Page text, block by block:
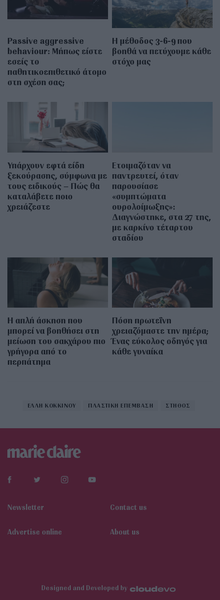
Passive aggressive
behaviour: Μήπως είστε
εσείς το
παθητικοεπιθετικό άτομο
στη σχέση σας;
Η μέθοδος 3-6-9 που
βοηθά να πετύχουμε κάθε
στόχο μας
Υπάρχουν εφτά είδη
ξεκούρασης, σύμφωνα με
τους ειδικούς – Πώς θα
καταλάβετε ποιο
χρειάζεστε
Ετοιμαζόταν να
παντρευτεί, όταν
παρουσίασε
«συμπτώματα
ουρολοίμωξης»:
Διαγνώστηκε, στα 27 της,
με καρκίνο τέταρτου
σταδίου
Η απλή άσκηση που
μπορεί να βοηθήσει στη
μείωση του σακχάρου πιο
γρήγορα από το
περπάτημα
Πόση πρωτεΐνη
χρειαζόμαστε την ημέρα;
Ένας εύκολος οδηγός για
κάθε γυναίκα
ΕΛΛΗ ΚΟΚΚΙΝΟΥ ΠΛΑΣΤΙΚΗ ΕΠΕΜΒΑΣΗ ΣΤΗΘΟΣ
Newsletter Contact us
Αdvertise online About us
Designed and Developed by